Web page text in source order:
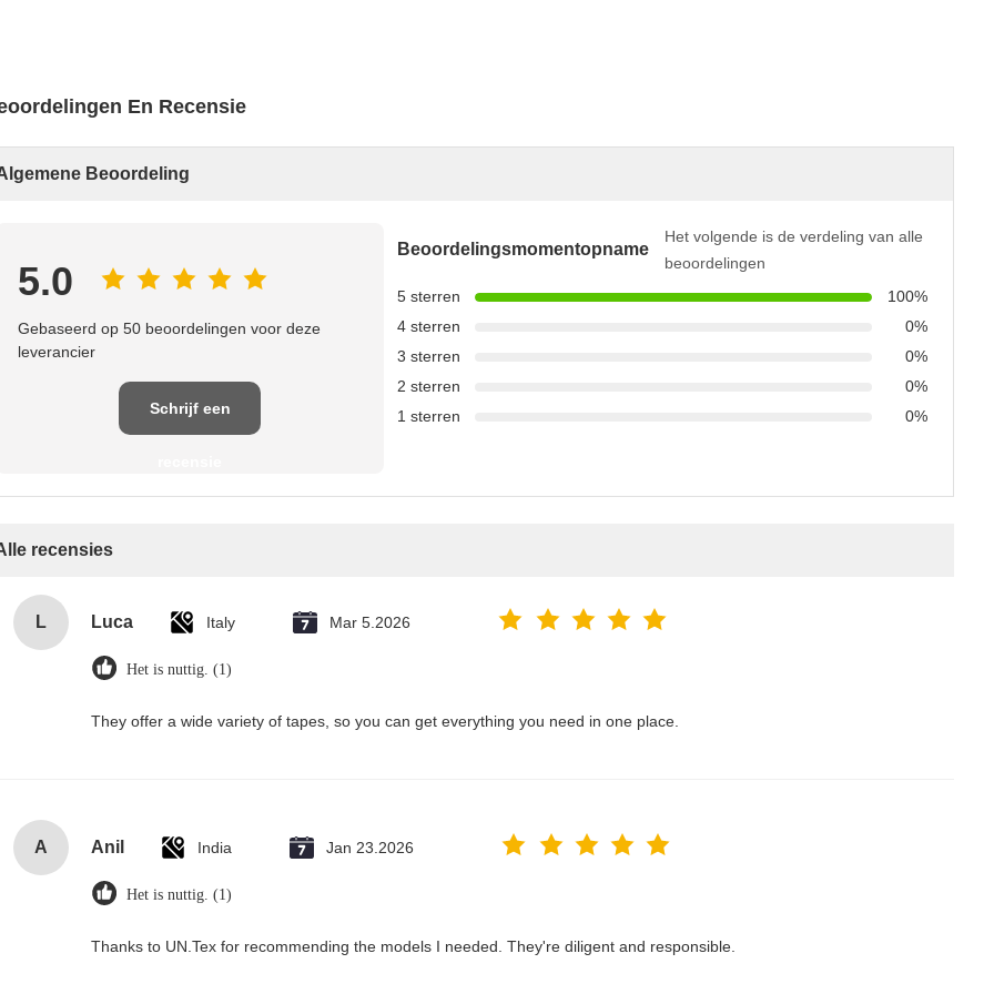
En Recensie
Beoordeling
5.0
Gebaseerd op 50 beoordelingen voor deze
leverancier
Schrijf een
Beoordelingsmomentopname
Het volgende is de verdeling van alle
beoordelingen
5 sterren
100%
4 sterren
0%
3 sterren
0%
2 sterren
0%
1 sterren
0%
recensies
L Luca Italy Mar 5.2026
Het is nuttig. (1)
They offer a wide variety of tapes, so you can get everything you need in one place.
A Anil India Jan 23.2026
Het is nuttig. (1)
Thanks to UN.Tex for recommending the models I needed. They're diligent and responsible.